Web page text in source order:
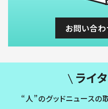
お問い合
ライ
“人”のグッドニュースの